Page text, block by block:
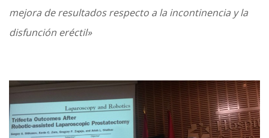
mejora de resultados respecto a la incontinencia y la
disfunción eréctil»